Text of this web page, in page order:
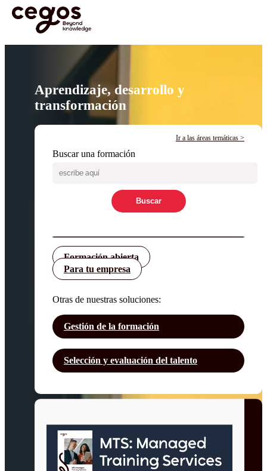
¡Ya tenemos premiados! Descubre los proyectos galardonados en la
XVII edición de los Premios Cegos haciendo
Skip to main content
Aprendizaje, desarrollo y
transformación
Buscar una formación
Ir a las áreas temáticas
Buscar
Formación abierta
Para tu empresa
Otras de nuestras soluciones:
Gestión de la formación
Selección y evaluación del talento